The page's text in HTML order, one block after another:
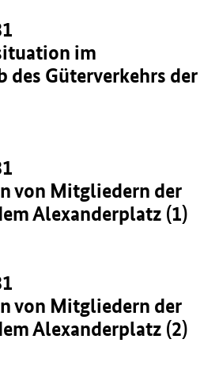
im
des Güterverkehrs der
von Mitgliedern der
Alexanderplatz (1)
von Mitgliedern der
Alexanderplatz (2)